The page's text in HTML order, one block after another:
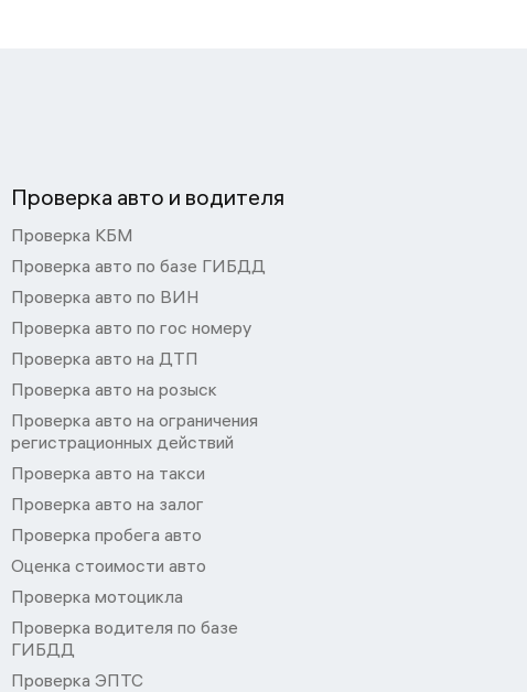
Проверка авто и водителя
Проверка КБМ
Проверка авто по базе ГИБДД
Проверка авто по ВИН
Проверка авто по гос номеру
Проверка авто на ДТП
Проверка авто на розыск
Проверка авто на ограничения
регистрационных действий
Проверка авто на такси
Проверка авто на залог
Проверка пробега авто
Оценка стоимости авто
Проверка мотоцикла
Проверка водителя по базе
ГИБДД
Проверка ЭПТС